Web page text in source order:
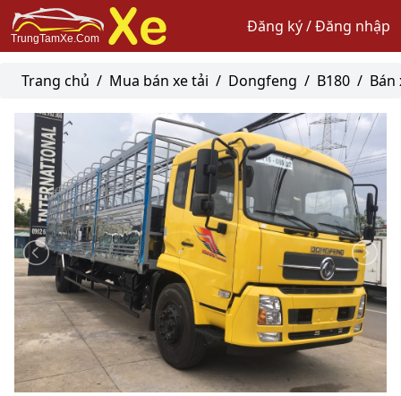
Đăng ký / Đăng nhập
Trang chủ / Mua bán xe tải / Dongfeng / B180 / Bán